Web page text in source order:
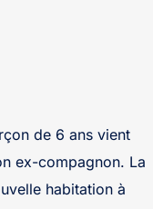
de 6 ans vient
ex-compagnon. La
habitation à